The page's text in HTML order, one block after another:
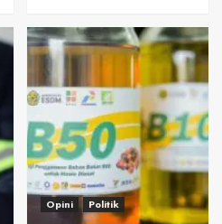
Opini Politik